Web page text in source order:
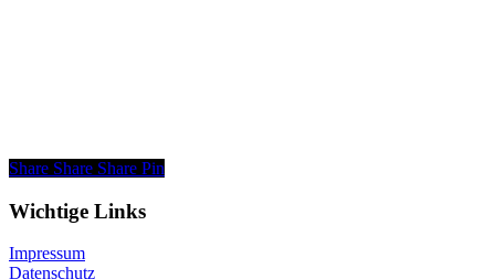
Share Share Share Pin
Wichtige Links
Impressum
Datenschutz